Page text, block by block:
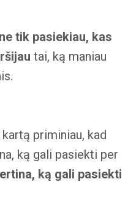
ne tik pasiekiau, kas
tai, ką maniau
priminiau, kad
ką gali pasiekti per
ką gali pasiekti